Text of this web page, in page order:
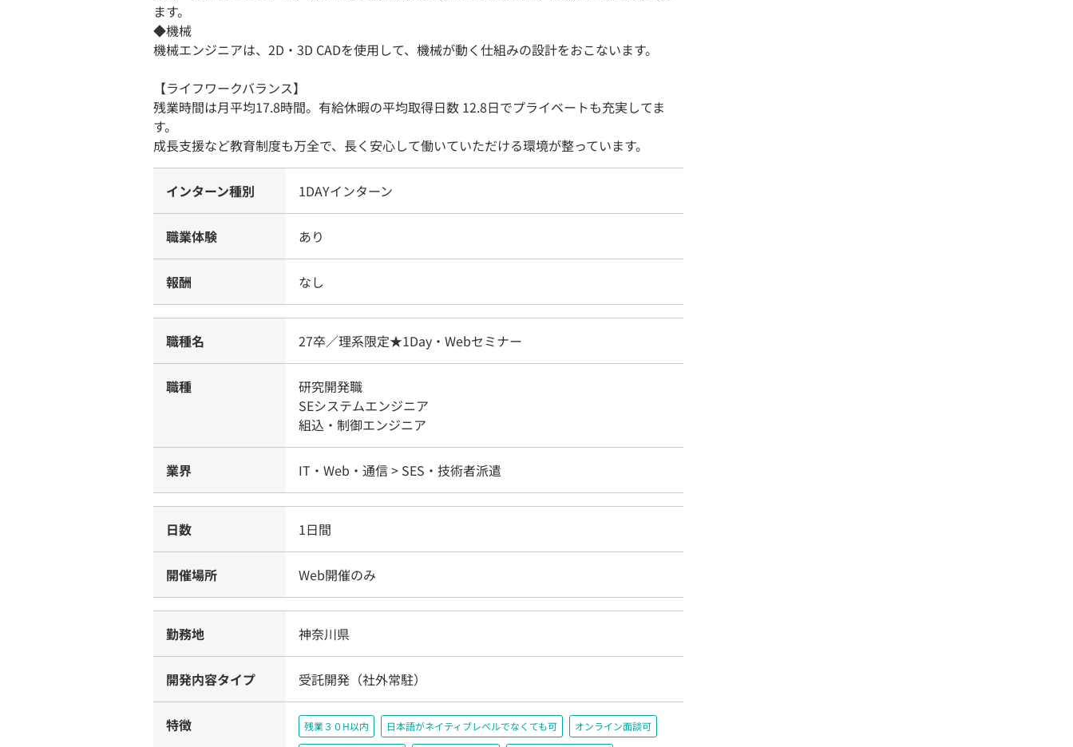
ます。
◆機械
機械エンジニアは、2D・3D CADを使用して、機械が動く仕組みの設計をおこないます。
【ライフワークバランス】
残業時間は月平均17.8時間。有給休暇の平均取得日数 12.8日でプライベートも充実してま
す。
成長支援など教育制度も万全で、長く安心して働いていただける環境が整っています。
インターン種別 1DAYインターン
職業体験 あり
報酬 なし
職種名 27卒／理系限定★1Day・Webセミナー
職種
研究開発職
SEシステムエンジニア
組込・制御エンジニア
業界 IT・Web・通信 > SES・技術者派遣
日数 1日間
開催場所 Web開催のみ
勤務地 神奈川県
開発内容タイプ 受託開発（社外常駐）
特徴 残業３０H以内 日本語がネイティブレベルでなくても可 オンライン面談可